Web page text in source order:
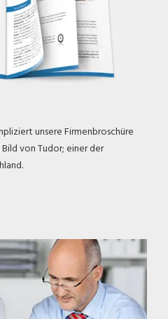
unsere Firmenbroschüre
von Tudor; einer der